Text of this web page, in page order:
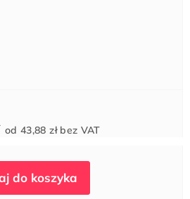
od43,88 złbez VAT